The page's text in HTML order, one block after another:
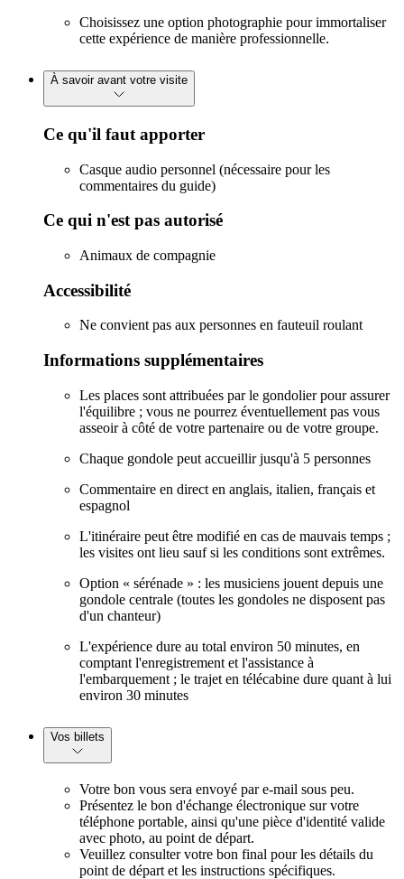
Choisissez une option photographie pour immortaliser
cette expérience de manière professionnelle.
À savoir avant votre visite
Ce qu'il faut apporter
Casque audio personnel (nécessaire pour les
commentaires du guide)
Ce qui n'est pas autorisé
Animaux de compagnie
Accessibilité
Ne convient pas aux personnes en fauteuil roulant
Informations supplémentaires
Les places sont attribuées par le gondolier pour assurer
l'équilibre ; vous ne pourrez éventuellement pas vous
asseoir à côté de votre partenaire ou de votre groupe.
Chaque gondole peut accueillir jusqu'à 5 personnes
Commentaire en direct en anglais, italien, français et
espagnol
L'itinéraire peut être modifié en cas de mauvais temps ;
les visites ont lieu sauf si les conditions sont extrêmes.
Option « sérénade » : les musiciens jouent depuis une
gondole centrale (toutes les gondoles ne disposent pas
d'un chanteur)
L'expérience dure au total environ 50 minutes, en
comptant l'enregistrement et l'assistance à
l'embarquement ; le trajet en télécabine dure quant à lui
environ 30 minutes
Vos billets
Votre bon vous sera envoyé par e-mail sous peu.
Présentez le bon d'échange électronique sur votre
téléphone portable, ainsi qu'une pièce d'identité valide
avec photo, au point de départ.
Veuillez consulter votre bon final pour les détails du
point de départ et les instructions spécifiques.